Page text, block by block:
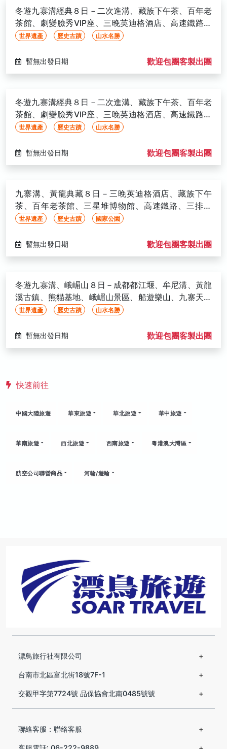
快速前往
中國大陸旅遊 華東旅遊 華北旅遊 華中旅遊
華南旅遊 西北旅遊 西南旅遊 粵港澳大灣區
航空公司聯營商品 河輪/遊輪
冬遊九寨溝經典８日－二次進溝、藏族下午茶、百年老
茶館、劇變臉秀VIP座、三晚英迪格酒店、高速鐵路、
三排座椅(文化參訪)
世界遺產 歷史古蹟 山水名勝
暫無出發日期 歡迎包團客製出團
冬遊九寨溝經典８日－二次進溝、藏族下午茶、百年老
茶館、劇變臉秀VIP座、三晚英迪格酒店、高速鐵路、
三排座椅(文化參訪)
世界遺產 歷史古蹟 山水名勝
暫無出發日期 歡迎包團客製出團
九寨溝、黃龍典藏８日－三晚英迪格酒店、藏族下午
茶、百年老茶館、三星堆博物館、高速鐵路、三排椅
(文化參訪)
世界遺產 歷史古蹟 國家公園
暫無出發日期 歡迎包團客製出團
冬遊九寨溝、峨嵋山８日－成都都江堰、牟尼溝、黃龍
溪古鎮、熊貓基地、峨嵋山景區、船遊樂山、九寨天堂
2晚(文化參訪)
世界遺產 歷史古蹟 山水名勝
暫無出發日期 歡迎包團客製出團
漂鳥旅行社有限公司
台南市北區富北街18號7F-1
交觀甲字第7724號 品保協會北南0485號號
聯絡客服：聯絡客服